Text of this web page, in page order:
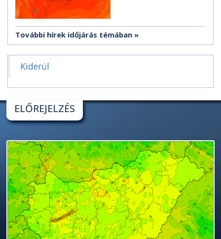
További hírek időjárás témában
Kiderül
ELŐREJELZÉS